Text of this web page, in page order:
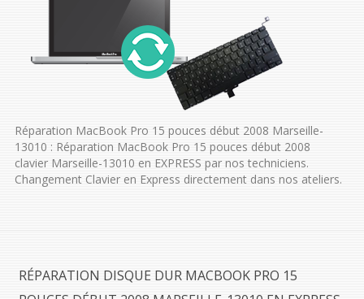
Réparation MacBook Pro 15 pouces début 2008 Marseille-
13010 : Réparation MacBook Pro 15 pouces début 2008
clavier Marseille-13010 en EXPRESS par nos techniciens.
Changement Clavier en Express directement dans nos ateliers.
RÉPARATION DISQUE DUR MACBOOK PRO 15